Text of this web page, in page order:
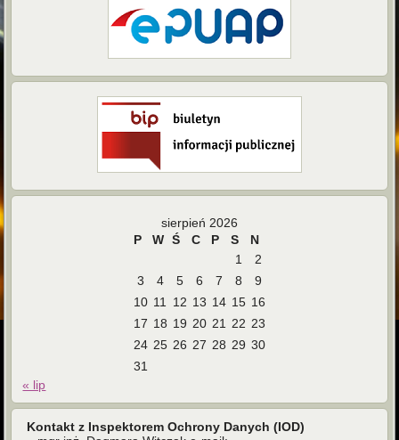
sierpień 2026
P
W Ś C P S
N
1
2
3
4 5 6 7 8
9
10 11 12 13 14 15 16
17 18 19 20 21 22 23
24 25 26 27 28 29 30
31
« lip
Kontakt z Inspektorem Ochrony Danych (IOD)